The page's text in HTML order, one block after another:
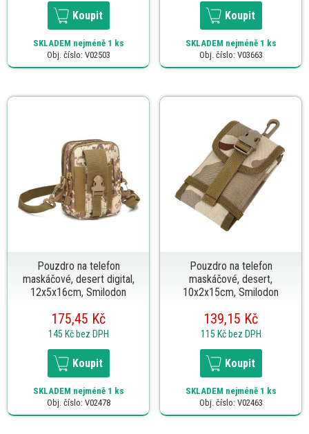
Koupit
SKLADEM nejméně 1 ks
Obj. číslo: V02503
Koupit
SKLADEM nejméně 1 ks
Obj. číslo: V03663
Pouzdro na telefon
maskáčové, desert digital,
12x5x16cm, Smilodon
175,45 Kč
145 Kč bez DPH
Koupit
SKLADEM nejméně 1 ks
Obj. číslo: V02478
Pouzdro na telefon
maskáčové, desert,
10x2x15cm, Smilodon
139,15 Kč
115 Kč bez DPH
Koupit
SKLADEM nejméně 1 ks
Obj. číslo: V02463